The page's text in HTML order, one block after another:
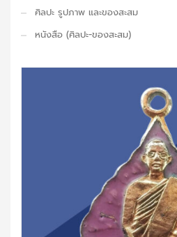
ศิลปะ รูปภาพ และของสะสม
หนังสือ (ศิลปะ-ของสะสม)